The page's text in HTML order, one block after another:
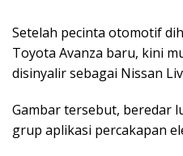
Setelah pecinta otomotif
Toyota Avanza baru, kini
disinyalir sebagai Nissan
Gambar tersebut, beredar
grup aplikasi percakapan